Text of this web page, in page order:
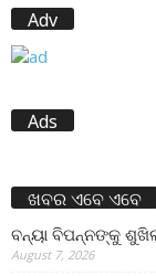
Adv
Ads
ଖବର ଏବେ ଏବେ
ବନ୍ୟା ବିପନ୍ନଙ୍କୁ
August 7, 2026